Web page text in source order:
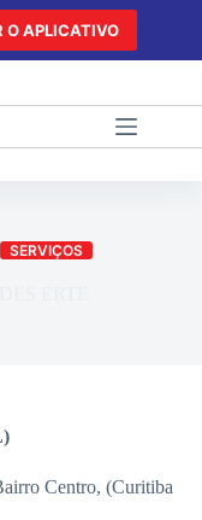
O APLICATIVO
SERVIÇOS
Centro, (Curitiba